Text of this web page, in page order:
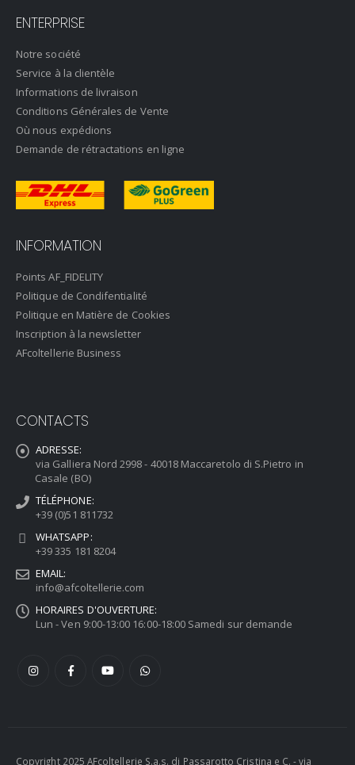
ENTERPRISE
Notre société
Service à la clientèle
Informations de livraison
Conditions Générales de Vente
Où nous expédions
Demande de rétractations en ligne
INFORMATION
Points AF_FIDELITY
Politique de Condifentialité
Politique en Matière de Cookies
Inscription à la newsletter
AFcoltellerie Business
CONTACTS
ADRESSE:
via Galliera Nord 2998 - 40018 Maccaretolo di S.Pietro in
Casale (BO)
TÉLÉPHONE:
+39 (0)51 811732
WHATSAPP:
+39 335 181 8204
EMAIL:
info@afcoltellerie.com
HORAIRES D'OUVERTURE:
Lun - Ven 9:00-13:00 16:00-18:00 Samedi sur demande
Copyright 2025 AFcoltellerie S.a.s. di Passarotto Cristina e C. - via